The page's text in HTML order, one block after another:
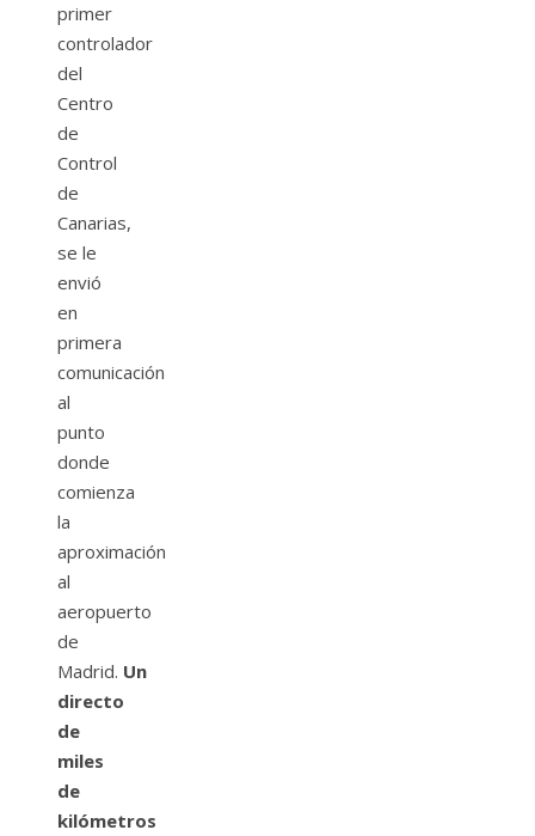
primer
controlador
del
Centro
de
Control
de
Canarias,
se le
envió
en
primera
comunicación
al
punto
donde
comienza
la
aproximación
al
aeropuerto
de
Madrid. Un
directo
de
miles
de
kilómetros